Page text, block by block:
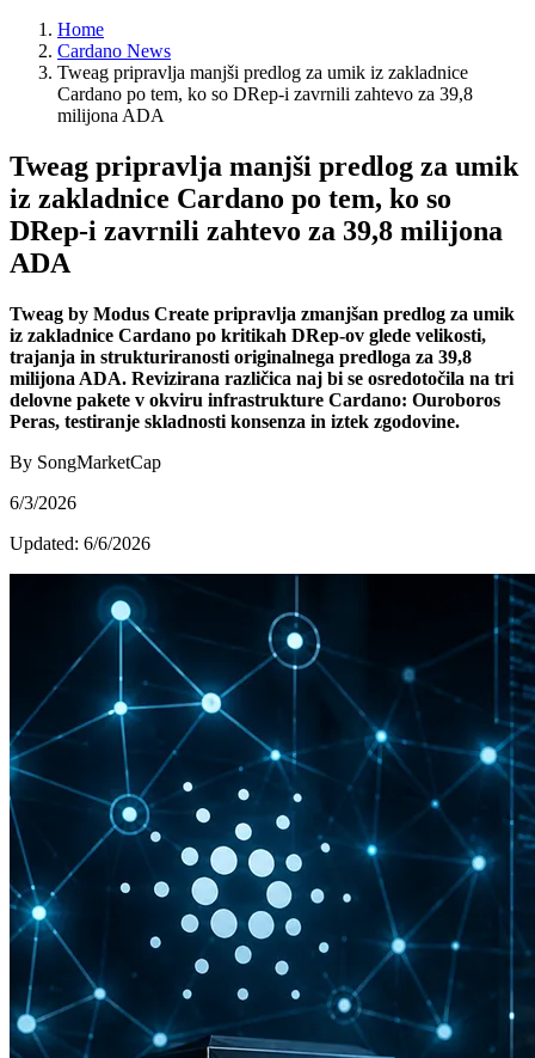
Home
Cardano News
Tweag pripravlja manjši predlog za umik iz zakladnice
Cardano po tem, ko so DRep-i zavrnili zahtevo za 39,8
milijona ADA
Tweag pripravlja manjši predlog za umik
iz zakladnice Cardano po tem, ko so
DRep-i zavrnili zahtevo za 39,8 milijona
ADA
Tweag by Modus Create pripravlja zmanjšan predlog za umik
iz zakladnice Cardano po kritikah DRep-ov glede velikosti,
trajanja in strukturiranosti originalnega predloga za 39,8
milijona ADA. Revizirana različica naj bi se osredotočila na tri
delovne pakete v okviru infrastrukture Cardano: Ouroboros
Peras, testiranje skladnosti konsenza in iztek zgodovine.
By SongMarketCap
6/3/2026
Updated: 6/6/2026